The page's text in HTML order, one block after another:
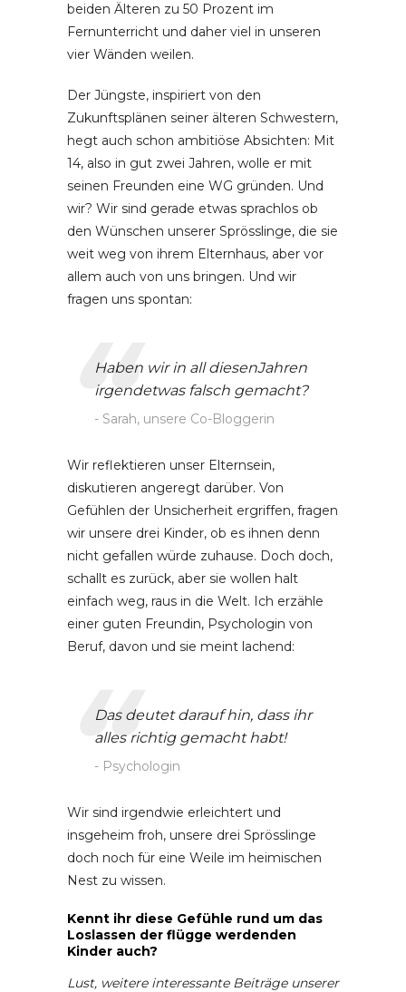
beiden Älteren zu 50 Prozent im
Fernunterricht und daher viel in unseren
vier Wänden weilen.
Der Jüngste, inspiriert von den
Zukunftsplänen seiner älteren Schwestern,
hegt auch schon ambitiöse Absichten: Mit
14, also in gut zwei Jahren, wolle er mit
seinen Freunden eine WG gründen. Und
wir? Wir sind gerade etwas sprachlos ob
den Wünschen unserer Sprösslinge, die sie
weit weg von ihrem Elternhaus, aber vor
allem auch von uns bringen. Und wir
fragen uns spontan:
Haben wir in all diesenJahren
irgendetwas falsch gemacht?
Sarah, unsere Co-Bloggerin
Wir reflektieren unser Elternsein,
diskutieren angeregt darüber. Von
Gefühlen der Unsicherheit ergriffen, fragen
wir unsere drei Kinder, ob es ihnen denn
nicht gefallen würde zuhause. Doch doch,
schallt es zurück, aber sie wollen halt
einfach weg, raus in die Welt. Ich erzähle
einer guten Freundin, Psychologin von
Beruf, davon und sie meint lachend:
Das deutet darauf hin, dass ihr
alles richtig gemacht habt!
Psychologin
Wir sind irgendwie erleichtert und
insgeheim froh, unsere drei Sprösslinge
doch noch für eine Weile im heimischen
Nest zu wissen.
Kennt ihr diese Gefühle rund um das
Loslassen der flügge werdenden
Kinder auch?
Lust, weitere interessante Beiträge unserer